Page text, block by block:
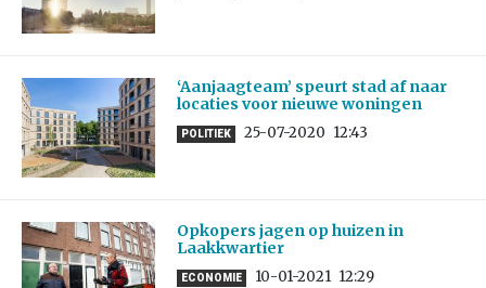
‘Aanjaagteam’ speurt stad af naar
locaties voor nieuwe woningen
POLITIEK 25-07-2020 12:43
Opkopers jagen op huizen in
Laakkwartier
ECONOMIE 10-01-2021 12:29